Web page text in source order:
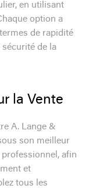
en utilisant
option a
de rapidité
de la
la Vente
A. Lange &
son meilleur
afin
et
tous les